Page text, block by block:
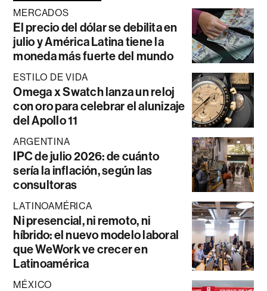
MERCADOS
El precio del dólar se debilita en
julio y América Latina tiene la
moneda más fuerte del mundo
ESTILO DE VIDA
Omega x Swatch lanza un reloj
con oro para celebrar el alunizaje
del Apollo 11
ARGENTINA
IPC de julio 2026: de cuánto
sería la inflación, según las
consultoras
LATINOAMÉRICA
Ni presencial, ni remoto, ni
híbrido: el nuevo modelo laboral
que WeWork ve crecer en
Latinoamérica
MÉXICO